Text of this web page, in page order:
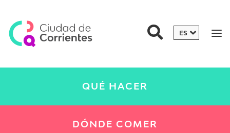
QUÉ HACER
DÓNDE COMER